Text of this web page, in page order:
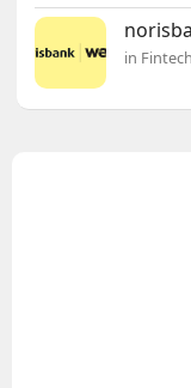
in Fintech